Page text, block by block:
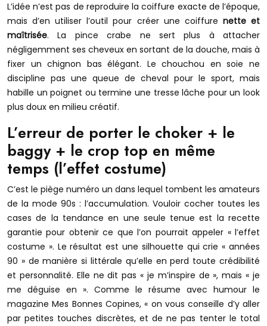
L’idée n’est pas de reproduire la coiffure exacte de l’époque,
mais d’en utiliser l’outil pour créer une coiffure nette et
maîtrisée. La pince crabe ne sert plus à attacher
négligemment ses cheveux en sortant de la douche, mais à
fixer un chignon bas élégant. Le chouchou en soie ne
discipline pas une queue de cheval pour le sport, mais
habille un poignet ou termine une tresse lâche pour un look
plus doux en milieu créatif.
L’erreur de porter le choker + le
baggy + le crop top en même
temps (l’effet costume)
C’est le piège numéro un dans lequel tombent les amateurs
de la mode 90s : l’accumulation. Vouloir cocher toutes les
cases de la tendance en une seule tenue est la recette
garantie pour obtenir ce que l’on pourrait appeler « l’effet
costume ». Le résultat est une silhouette qui crie « années
90 » de manière si littérale qu’elle en perd toute crédibilité
et personnalité. Elle ne dit pas « je m’inspire de », mais « je
me déguise en ». Comme le résume avec humour le
magazine Mes Bonnes Copines, « on vous conseille d’y aller
par petites touches discrètes, et de ne pas tenter le total